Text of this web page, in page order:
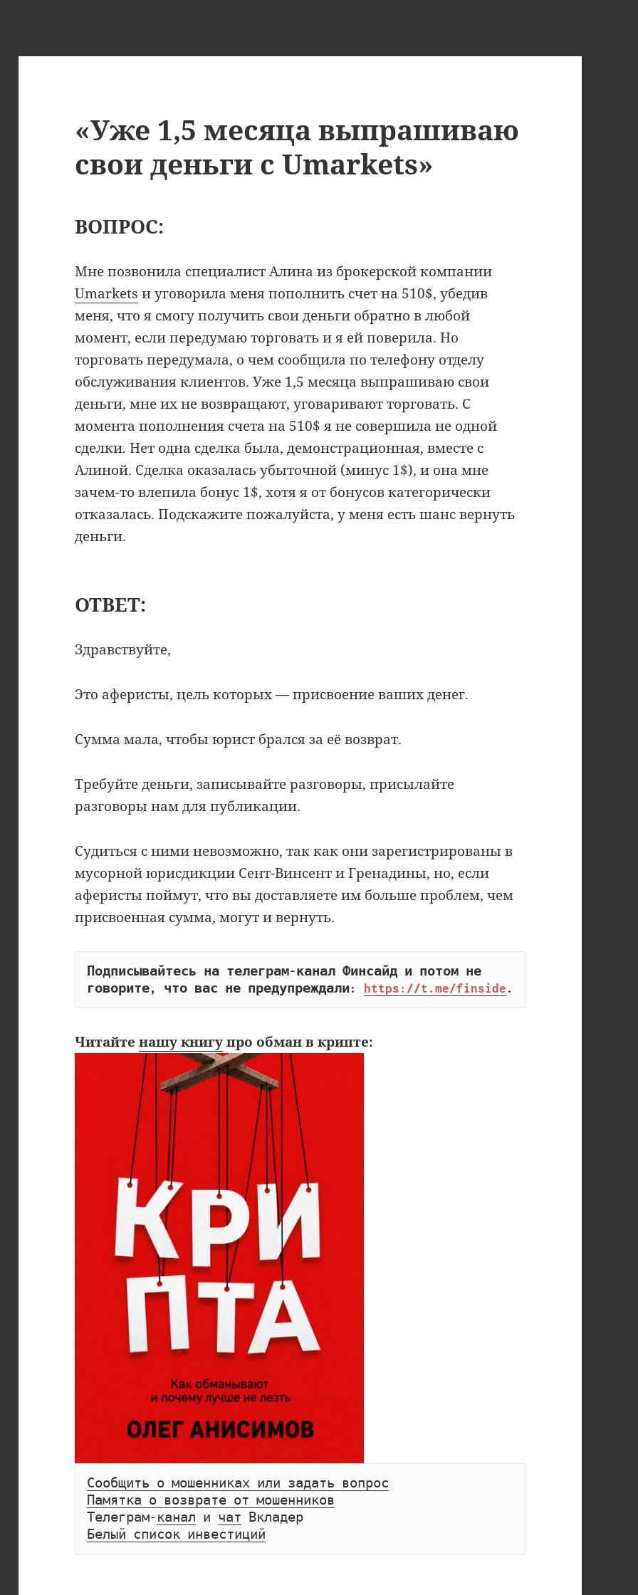
«Уже 1,5 месяца выпрашиваю
свои деньги с Umarkets»
ВОПРОС:
Мне позвонила специалист Алина из брокерской компании
Umarkets и уговорила меня пополнить счет на 510$, убедив
меня, что я смогу получить свои деньги обратно в любой
момент, если передумаю торговать и я ей поверила. Но
торговать передумала, о чем сообщила по телефону отделу
обслуживания клиентов. Уже 1,5 месяца выпрашиваю свои
деньги, мне их не возвращают, уговаривают торговать. С
момента пополнения счета на 510$ я не совершила не одной
сделки. Нет одна сделка была, демонстрационная, вместе с
Алиной. Сделка оказалась убыточной (минус 1$), и она мне
зачем-то влепила бонус 1$, хотя я от бонусов категорически
отказалась. Подскажите пожалуйста, у меня есть шанс вернуть
деньги.
ОТВЕТ:
Здравствуйте,
Это аферисты, цель которых — присвоение ваших денег.
Сумма мала, чтобы юрист брался за её возврат.
Требуйте деньги, записывайте разговоры, присылайте
разговоры нам для публикации.
Судиться с ними невозможно, так как они зарегистрированы в
мусорной юрисдикции Сент-Винсент и Гренадины, но, если
аферисты поймут, что вы доставляете им больше проблем, чем
присвоенная сумма, могут и вернуть.
Подписывайтесь на телеграм-канал Финсайд и потом не
говорите, что вас не предупреждали:
https://t.me/finside .
Читайтенашу книгупро обман в крипте:
Сообщить о мошенниках или задать вопрос
Памятка о возврате от мошенников
Телеграм- канал и чат
Вкладер
Белый список инвестиций